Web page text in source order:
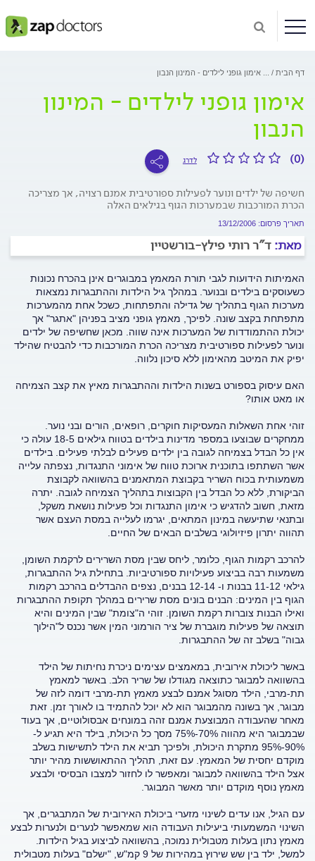
דף הבית אימון גופני לילדים - המינון הנבון
אימון גופני לילדים - המינון
הנבון
(0) לדרג
חשיפה של ילדים ונוער לפעילות ספורטיבית אמנם רצויה, אך מצריכה
הכרת המורכבות שבמערכות הגוף בגילאים האלה
תאריך פרסום: 13/12/2006
מאת: ד"ר רותי פילץ-בורשטיין
האמיתות הידועות לגבי תורת המאמץ במבוגרים אינן בהכרח נכונות
כשעוסקים בילדים ובנוער. במהלך גיל הילדות וההתבגרות נמצאות
מערכות הגוף בתהליך של גדילה והתפתחות, כשכל אחת מהמערכות
מתפתחת בקצב שונה. לפיכך, מאמץ גופני מציב בפניהן "אתגר" אך
יכולת ההתמודדות של המערכות אינה שווה. מכאן שחשיפה של ילדים
ונוער לפעילות ספורטיבית מצריכה הכרת המורכבות כדי להבטיח שהילד
יפיק את המיטב מהאימון ללא סיכון נלווה.
האם עיסוק בספורט בשנות הילדות וההתבגרות מאיץ את קצב הצמיחה
או מאט אותו?
זוהי אחת השאלות המעסיקות חוקרים, רופאים, הורים ובני נוער.
ממחקרים שבוצעו במספר מדינות בילדים בטווח גילאים 18-5 עולה כי
אין כל הבדל בצמיחה לגובה בין ילדים פעילים לבלתי פעילים. בילדים
אשר השתתפו בתוכנית ארוכת טווח של אימוני התנגדות, נצפתה עלייה
משמעותית בכוח השריר בקבוצת המתאמנים בהשוואה לקבוצת
הביקורת, ללא כל הבדל בין הקבוצות בתהליך הצמיחה לגובה. יתרה
מזאת, חשוב להדגיש כי אימון התנגדות וכל פעילות נושאת משקל,
ובתנאי שתיעשה במינון המתאים, יגרמו לעלייה במסת העצם אשר
תהווה יתרון פיזיולוגי בשלבים הבאים של החיים.
להרכב רקמות הגוף, כלומר, ליחס שבין מסת השרירים לרקמת השומן,
משמעות רבה בביצוע פעילויות ספורטיביות. בתחילת גיל ההתבגרות,
גילאי 11-12 בבנות ו- 12-14 בבנים, נצפים ההבדלים בהרכב רקמות
הגוף בין המינים: הבנים בונים מסת שרירים במהלך תקופת ההתבגרות
ואילו הבנות צוברות רקמת השומן. זוהי ה"צומת" שבין המינים והיא
תוצאה של פעילות מוגברת של ציר הורמוני המין אשר נכנס ל"הילוך
גבוה" בשלב זה של ההתבגרות.
באשר ליכולת אירובית, במאמצים עצימים ניכרת נחיתות של הילד
בהשוואה למבוגר כתוצאה מגודלו של שריר הלב. באשר למאמץ
תת-מרבי, הילד מסוגל אמנם לבצע מאמץ תת-מרבי דומה לזה של
מבוגר, אך בשונה מהמבוגר הוא לא יוכל להתמיד בו לאורך זמן. זאת
מאחר שהעבודה המבוצעת אמנם זהה במונחים אבסולוטיים, אך בעוד
שבמבוגר היא מהווה 70%-75% מסך כל היכולת, בילד היא תגיע ל-
90%-95% מתקרת היכולת, ולפיכך תביא את הילד לתשישות בשלב
מוקדם יחסית של המאמץ. עם זאת, תהליך ההתאוששות מהיר יותר
אצל הילד בהשוואה למבוגר ומאפשר לו לחזור למצבו הבסיסי ולבצע
מאמץ נוסף מוקדם יותר מאשר המבוגר.
עם הגיל, אנו עדים לשינוי מזערי ביכולת האירובית של המתבגרים, אך
השינוי המשמעותי ביעילות העבודה הוא שמאפשר לנערים ולנערות לבצע
מאמץ נתון בעלות מטבולית נמוכה, בהשוואה לביצוע בגיל הילדות.
למשל, ילד בין שש שירוץ במהירות של 9 קמ"ש, "ישלם" בעלות מטבולית